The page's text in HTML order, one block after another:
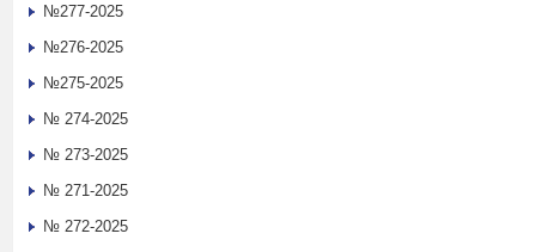
№277-2025
№276-2025
№275-2025
№ 274-2025
№ 273-2025
№ 271-2025
№ 272-2025